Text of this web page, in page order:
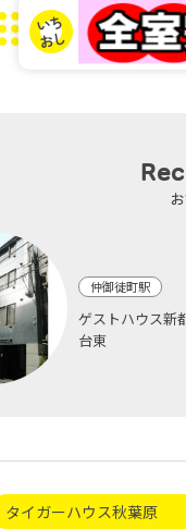
仲御徒町駅
ゲストハウス新
台東
タイガーハウス秋葉原